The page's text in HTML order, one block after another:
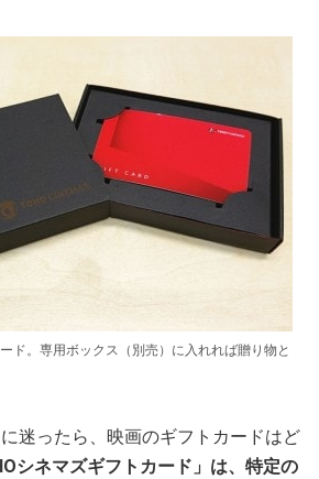
ド。専用ボックス（別売）に入れれば贈り物と
迷ったら、映画のギフトカードはど
シネマズギフトカード」は、特定の